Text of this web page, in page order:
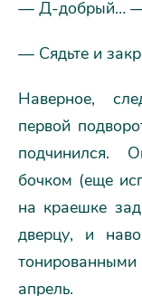
— Д-добрый… —
— Сядьте и
Наверное,
первой
подчинился.
бочком (еще
на краешке
дверцу, и
апрель.